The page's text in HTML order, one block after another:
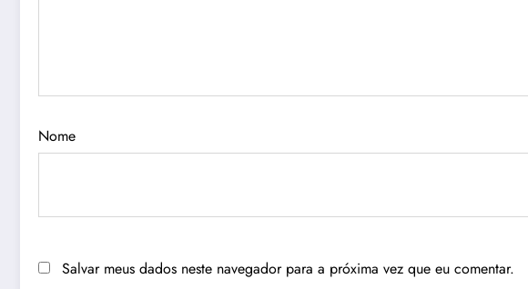
Nome
Salvar meus dados neste navegador para a próxima vez que eu comentar.